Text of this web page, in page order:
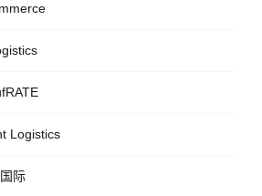
Logistics
际